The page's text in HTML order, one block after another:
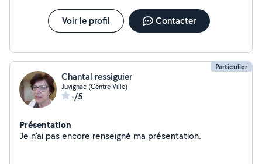
Voir le profil Contacter
Particulier
Chantal ressiguier
Juvignac (Centre Ville)
-/5
Présentation
Je n'ai pas encore renseigné ma présentation.